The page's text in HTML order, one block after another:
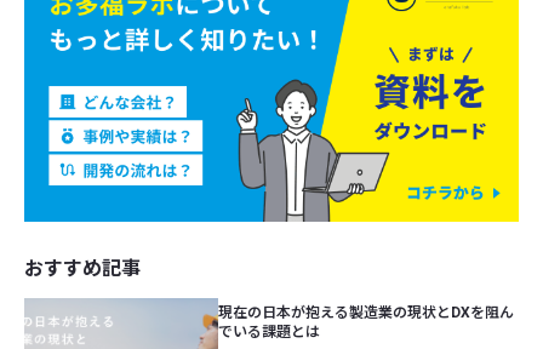
おすすめ記事
現在の日本が抱える製造業の現状とDXを阻ん
でいる課題とは